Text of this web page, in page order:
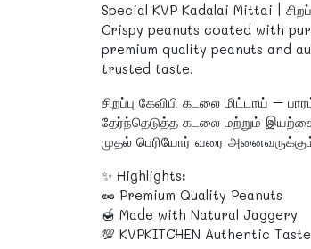
Special KVP Kadalai Mittai |
Crispy peanuts coated with
premium quality peanuts and
trusted taste.
சிறப்பு கேவிபி கடலை மிட்டாய் –
தேர்ந்தெடுத்த கடலை மற்றும் இயற்கை
முதல் பெரியோர் வரை அனைவருக்கும்
✨ Highlights:
🥜 Premium Quality Peanuts
🍯 Made with Natural Jaggery
💯 KVPKITCHEN Authentic